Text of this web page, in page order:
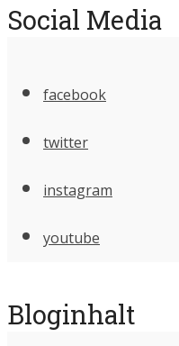
Social Media
facebook
twitter
instagram
youtube
Bloginhalt